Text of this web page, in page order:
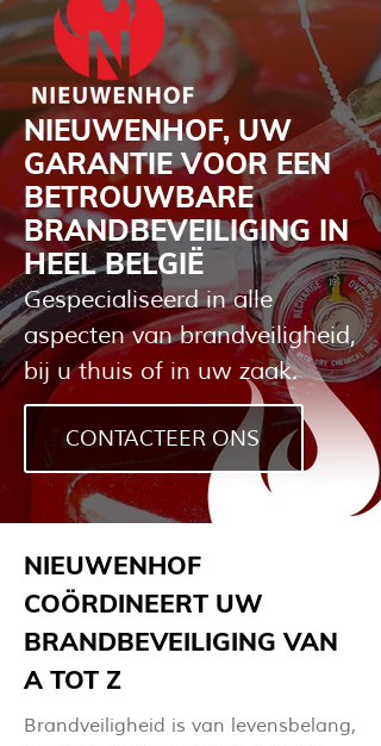
NIEUWENHOF, UW
GARANTIE VOOR EEN
BETROUWBARE
BRANDBEVEILIGING IN
HEEL BELGIË
Gespecialiseerd in alle
aspecten van brandveiligheid,
bij u thuis of in uw zaak.
CONTACTEER ONS
NIEUWENHOF
COÖRDINEERT UW
BRANDBEVEILIGING VAN
A TOT Z
Brandveiligheid is van levensbelang,